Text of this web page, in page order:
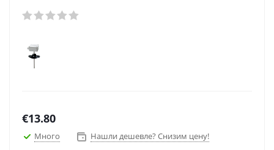
€13.80
Много Нашли дешевле? Снизим цену!